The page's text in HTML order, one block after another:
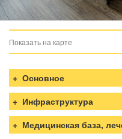
Показать на карте
загрузка карты...
Основное
Инфраструктура
Медицинская база,